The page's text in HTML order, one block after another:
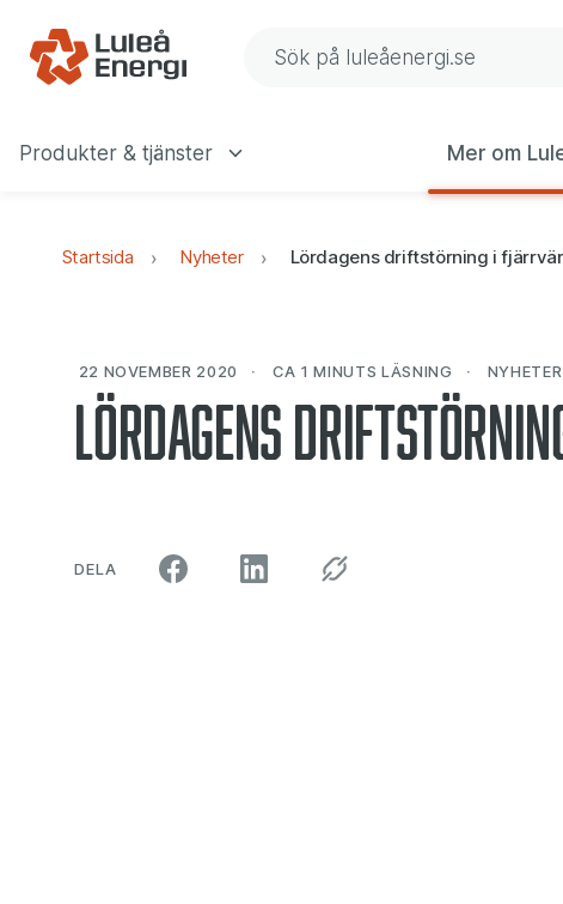
Gå till navigering
Gå till innehåll Sök på Luleå Energis
Huvudmeny
Produkter & tjänster Mer om
Startsida Nyheter Lördagens driftstörning i
22 NOVEMBER 2020 CA 1 MINUTS LÄSNING NYHETER
Lördagens
DELA ARTIKELN PÅ SOCIALA MEDIER"